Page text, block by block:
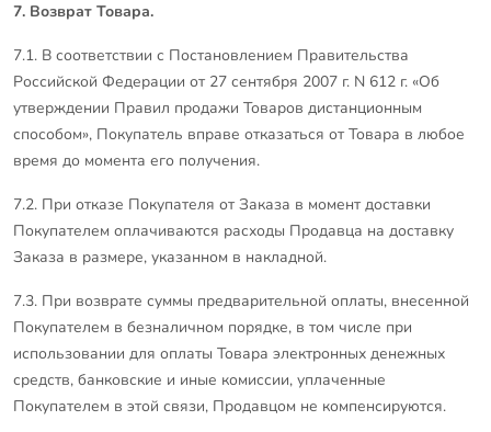
7. Возврат Товара.
7.1. В соответствии с Постановлением Правительства
Российской Федерации от 27 сентября 2007 г. N 612 г. «Об
утверждении Правил продажи Товаров дистанционным
способом», Покупатель вправе отказаться от Товара в любое
время до момента его получения.
7.2. При отказе Покупателя от Заказа в момент доставки
Покупателем оплачиваются расходы Продавца на доставку
Заказа в размере, указанном в накладной.
7.3. При возврате суммы предварительной оплаты, внесенной
Покупателем в безналичном порядке, в том числе при
использовании для оплаты Товара электронных денежных
средств, банковские и иные комиссии, уплаченные
Покупателем в этой связи, Продавцом не компенсируются.